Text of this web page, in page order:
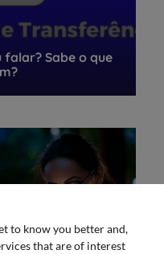
to know you better and,
that are of interest
falar? Sabe o que